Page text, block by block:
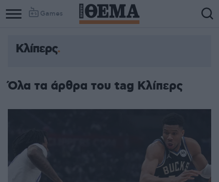
Games
Κλίπερς
Όλα τα άρθρα του tag Κλίπερς